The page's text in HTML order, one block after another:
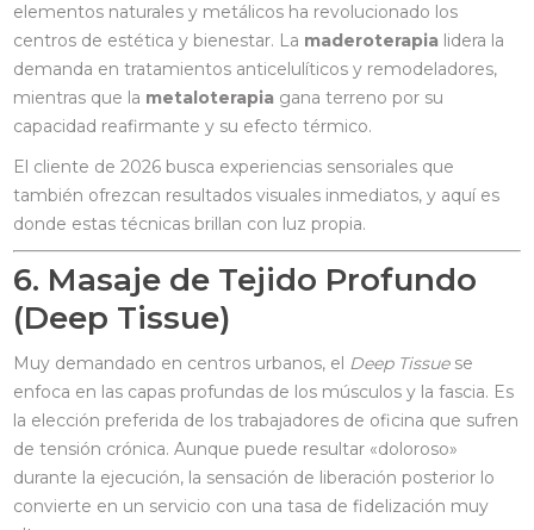
elementos naturales y metálicos ha revolucionado los
centros de estética y bienestar. La maderoterapia lidera la
demanda en tratamientos anticelulíticos y remodeladores,
mientras que la metaloterapia gana terreno por su
capacidad reafirmante y su efecto térmico.
El cliente de 2026 busca experiencias sensoriales que
también ofrezcan resultados visuales inmediatos, y aquí es
donde estas técnicas brillan con luz propia.
6. Masaje de Tejido Profundo
(Deep Tissue)
Muy demandado en centros urbanos, el Deep Tissuese
enfoca en las capas profundas de los músculos y la fascia. Es
la elección preferida de los trabajadores de oficina que sufren
de tensión crónica. Aunque puede resultar «doloroso»
durante la ejecución, la sensación de liberación posterior lo
convierte en un servicio con una tasa de fidelización muy